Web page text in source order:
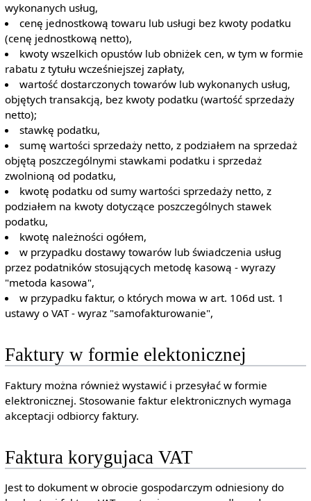
wykonanych usług,
cenę jednostkową towaru lub usługi bez kwoty podatku
(cenę jednostkową netto),
kwoty wszelkich opustów lub obniżek cen, w tym w formie
rabatu z tytułu wcześniejszej zapłaty,
wartość dostarczonych towarów lub wykonanych usług,
objętych transakcją, bez kwoty podatku (wartość sprzedaży
netto);
stawkę podatku,
sumę wartości sprzedaży netto, z podziałem na sprzedaż
objętą poszczególnymi stawkami podatku i sprzedaż
zwolnioną od podatku,
kwotę podatku od sumy wartości sprzedaży netto, z
podziałem na kwoty dotyczące poszczególnych stawek
podatku,
kwotę należności ogółem,
w przypadku dostawy towarów lub świadczenia usług
przez podatników stosujących metodę kasową - wyrazy
"metoda kasowa",
w przypadku faktur, o których mowa w art. 106d ust. 1
ustawy o VAT - wyraz "samofakturowanie",
Faktury w formie elektonicznej
Faktury można również wystawić i przesyłać w formie
elektronicznej. Stosowanie faktur elektronicznych wymaga
akceptacji odbiorcy faktury.
Faktura korygujaca VAT
Jest to dokument w obrocie gospodarczym odniesiony do